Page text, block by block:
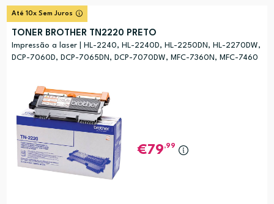
Até 10x Sem Juros
TONER BROTHER TN2220 PRETO
Impressão a laser | HL-2240, HL-2240D, HL-2250DN, HL-2270DW,
DCP-7060D, DCP-7065DN, DCP-7070DW, MFC-7360N, MFC-7460
79,99